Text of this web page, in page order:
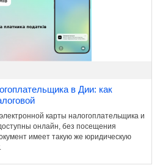
в Дии: как
карты налогоплательщика и
онлайн, без посещения
имеет такую же юридическую